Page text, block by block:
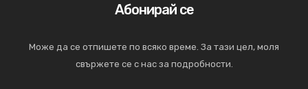
Абонирай се
Може да се отпишете по всяко време. За тази цел, моля
свържете се с нас за подробности.